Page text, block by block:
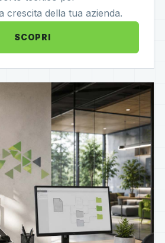
crescita della tua azienda.
SCOPRI